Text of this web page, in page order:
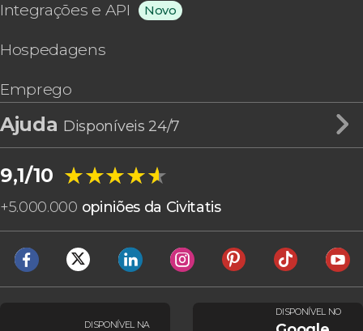
Integrações e API Novo
Hospedagens
Emprego
Ajuda Disponíveis 24/7
9,1/10 ★★★★★
★★★★★
+5.000.000 opiniões da Civitatis
DISPONÍVEL NA
DISPONÍVEL NO